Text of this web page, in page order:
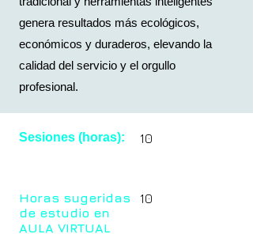
genera resultados más ecológicos,
económicos y duraderos, elevando la
calidad del servicio y el orgullo
profesional.
Sesiones (horas): 10
Horas sugeridas
de estudio en
AULA VIRTUAL
10